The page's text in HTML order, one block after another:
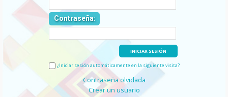
Contraseña:
¿Iniciar sesión automáticamente en la siguiente visita?
Contraseña olvidada
Crear un usuario